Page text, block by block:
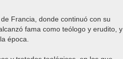
Francia, donde continuó con su
fama como teólogo y erudito, y
época.